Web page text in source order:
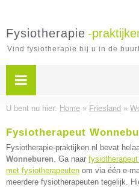
Fysiotherapie -
Vind fysiotherapie bij u in de
U bent nu hier: Home » Friesland »
Fysiotherapeut
Fysiotherapie-praktijken.nl bevat
Wonneburen. Ga naar
met fysiotherapeuten om via één e-
meerdere fysiotherapeuten tegelijk.